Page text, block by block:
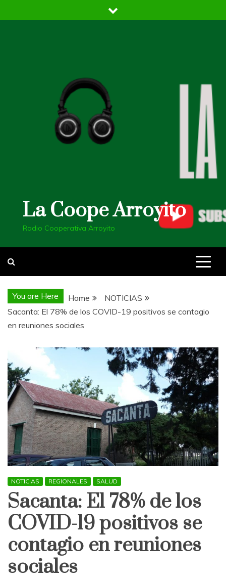
to
La Coope Arroyito
Radio Cooperativa Arroyito
You are Here Home
NOTICIAS
Sacanta: El 78% de los COVID-19 positivos se contagio
en reuniones sociales
NOTICIAS REGIONALES SALUD
Sacanta: El 78% de los
COVID-19 positivos se
contagio en reuniones
sociales